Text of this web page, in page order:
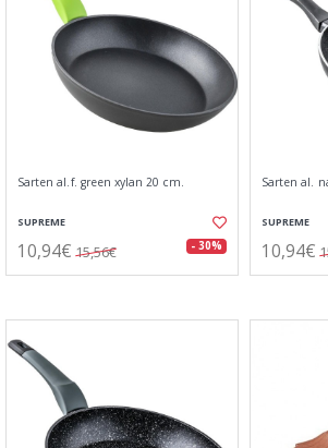
Sarten al.f. green xylan 20 cm.
SUPREME
10,94€ 15,56€ - 30%
Sarten al.
SUPREME
10,94€